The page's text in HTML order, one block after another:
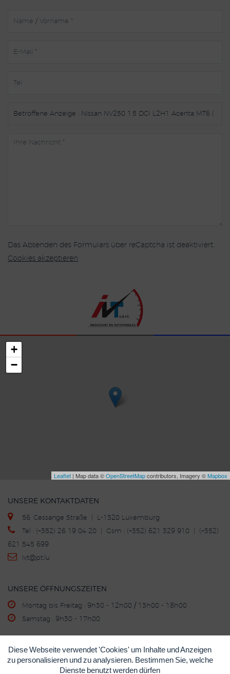
Das Absenden des Formulars über reCaptcha ist deaktiviert.
Cookies akzeptieren
+
−
Leaflet | Map data ©OpenStreetMapcontributors, Imagery ©Mapbox
UNSERE KONTAKTDATEN
56, Cessange Straße | L-1320 Luxemburg
Tel : (+352) 26 19 04 20 | Gsm : (+352) 621 329 910 | (+352)
621 545 699
ivt@pt.lu
UNSERE ÖFFNUNGSZEITEN
Montag bis Freitag : 9h30 - 12h00 / 13h00 - 18h00
Samstag : 9h30 - 17h00
KAUF - VERKAUF - INZAHLUNGNAHME
Impressum Datenschutzerklärung
Diese Webseite verwendet 'Cookies' um Inhalte und Anzeigen
zu personalisieren und zu analysieren. Bestimmen Sie, welche
Dienste benutzt werden dürfen